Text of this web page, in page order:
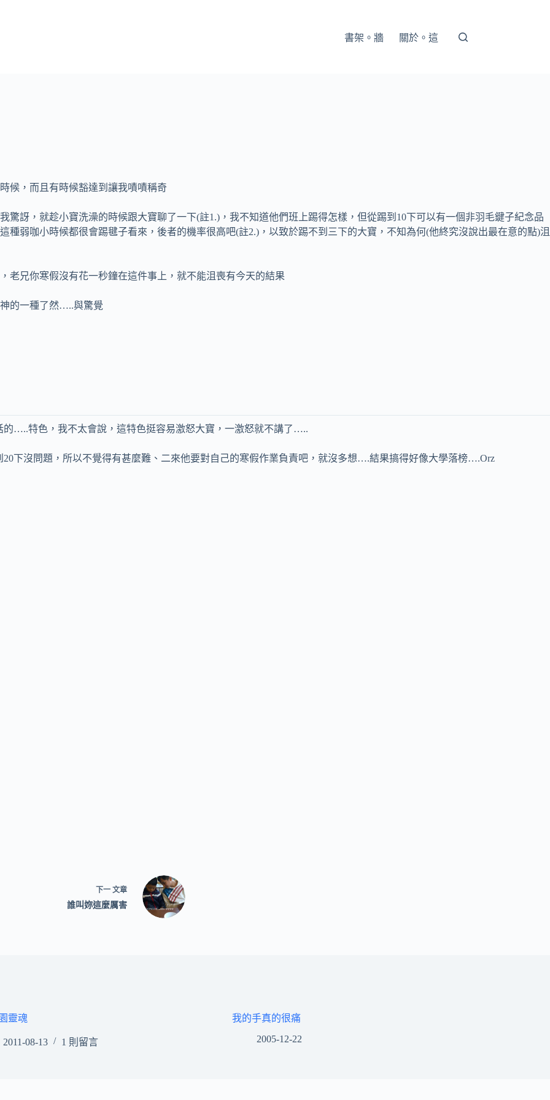
書架。牆 關於。這
候，而且有時候豁達到讓我嘖嘖稱奇
驚訝，就趁小寶洗澡的時候跟大寶聊了一下(註1.)，我不知道他們班上踢得怎樣，但從踢到10下可以有一個非羽毛鍵子紀念品
種弱咖小時候都很會踢毽子看來，後者的機率很高吧(註2.)，以致於踢不到三下的大寶，不知為何(他終究沒說出最在意的點)沮
老兄你寒假沒有花一秒鐘在這件事上，就不能沮喪有今天的結果
的一種了然…..與驚覺
…..特色，我不太會說，這特色挺容易激怒大寶，一激怒就不講了…..
下沒問題，所以不覺得有甚麼難、二來他要對自己的寒假作業負責吧，就沒多想….結果搞得好像大學落榜….Orz
下一 文章
誰叫妳這麼厲害
靈魂
2011-08-13 1 則留言
我的手真的很痛
2005-12-22